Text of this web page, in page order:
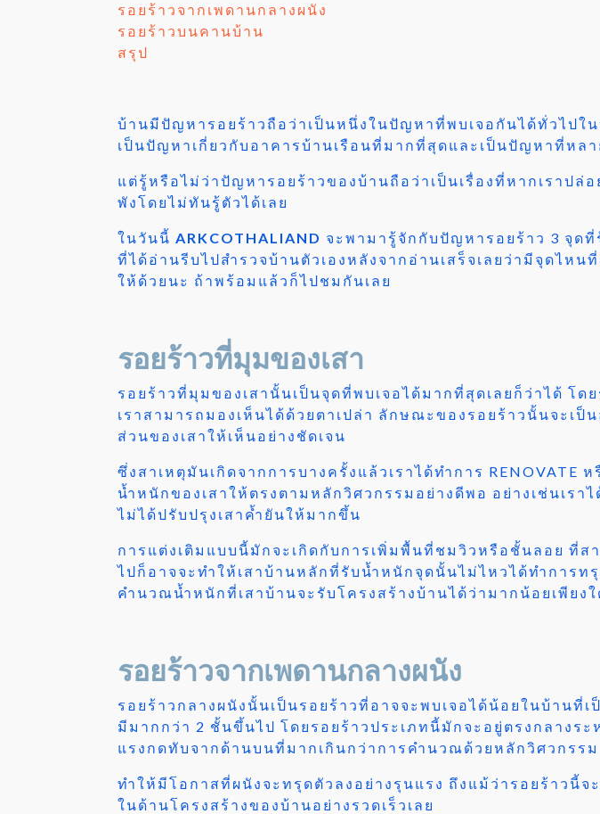
รอยร้าวจากเพดานกลางผนัง
รอยร้าวบนคานบ้าน
สรุป
บ้านมีปัญหารอยร้าวถือว่าเป็นหนึ่งในปัญหาที่พบเจอกันได้ทั่วไป
เป็นปัญหาเกี่ยวกับอาคารบ้านเรือนที่มากที่สุดและเป็นปัญหาที่หล
แต่รู้หรือไม่ว่าปัญหารอยร้าวของบ้านถือว่าเป็นเรื่องที่หากเราปล่
พังโดยไม่ทันรู้ตัวได้เลย
ในวันนี้ ARKCOTHALIAND จะพามารู้จักกับปัญหารอยร้าว 3 จุด
ที่ได้อ่านรีบไปสำรวจบ้านตัวเองหลังจากอ่านเสร็จเลยว่ามีจุดไห
ให้ด้วยนะ ถ้าพร้อมแล้วก็ไปชมกันเลย
รอยร้าวที่มุมของเสา
รอยร้าวที่มุมของเสานั้นเป็นจุดที่พบเจอได้มากที่สุดเลยก็ว่าได้ โ
เราสามารถมองเห็นได้ด้วยตาเปล่า ลักษณะของรอยร้าวนั้นจะเ
ส่วนของเสาให้เห็นอย่างชัดเจน
ซึ่งสาเหตุมันเกิดจากการบางครั้งแล้วเราได้ทำการ RENOVATE
น้ำหนักของเสาให้ตรงตามหลักวิศวกรรมอย่างดีพอ อย่างเช่นเร
ไม่ได้ปรับปรุงเสาค้ำยันให้มากขึ้น
การแต่งเติมแบบนี้มักจะเกิดกับการเพิ่มพื้นที่ชมวิวหรือชั้นลอย ที่
ไปก็อาจจะทำให้เสาบ้านหลักที่รับน้ำหนักจุดนั้นไม่ไหวได้ทำการ
คำนวณน้ำหนักที่เสาบ้านจะรับโครงสร้างบ้านได้ว่ามากน้อยเพียง
รอยร้าวจากเพดานกลางผนัง
รอยร้าวกลางผนังนั้นเป็นรอยร้าวที่อาจจะพบเจอได้น้อยในบ้าน
มีมากกว่า 2 ชั้นขึ้นไป โดยรอยร้าวประเภทนี้มักจะอยู่ตรงกลางร
แรงกดทับจากด้านบนที่มากเกินกว่าการคำนวณด้วยหลักวิศวกรรม
ทำให้มีโอกาสที่ผนังจะทรุดตัวลงอย่างรุนแรง ถึงแม้ว่ารอยร้าวนี้
ในด้านโครงสร้างของบ้านอย่างรวดเร็วเลย